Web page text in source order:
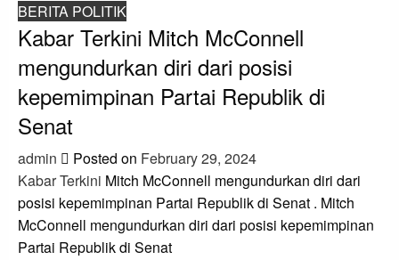
BERITA POLITIK
Kabar Terkini Mitch McConnell
mengundurkan diri dari posisi
kepemimpinan Partai Republik di
Senat
admin Posted on February 29, 2024
Kabar Terkini Mitch McConnell mengundurkan diri dari
posisi kepemimpinan Partai Republik di Senat . Mitch
McConnell mengundurkan diri dari posisi kepemimpinan
Partai Republik di Senat